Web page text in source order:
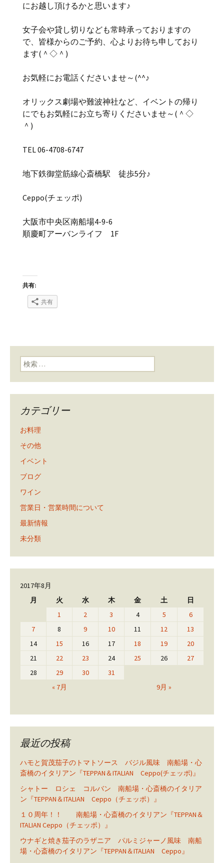
にお越し頂けるかと思います♪
女子会や貸し切りなども常時承っておりますの
で、皆様からのご予約、心よりお待ち申しており
ます(＾◇＾)
お気軽にお電話くださいませ～(^^♪
オリックス劇場や難波神社など、イベントの帰り
にでもお気軽にお立ち寄りくださいませ～(＾◇
＾)
TEL 06-4708-6747
地下鉄御堂筋線心斎橋駅 徒歩5分♪
Ceppo(チェッポ)
大阪市中央区南船場4-9-6
順慶町アーバンライフ 1F
共有:
共有
検索:
カテゴリー
お料理
その他
イベント
ブログ
ワイン
営業日・営業時間について
最新情報
未分類
2017年8月
月
火 水 木 金 土 日
« 7月 9月 »
1 2 3 4 5
6
7
8 9 10 11 12
13
14
15 16 17 18 19
20
21
22 23 24 25 26
27
28
29 30 31
最近の投稿
ハモと賀茂茄子のトマトソース バジル風味 南船場・心
斎橋のイタリアン『TEPPAN＆ITALIAN Ceppo(チェッポ)』
シャトー ロシェ コルバン 南船場・心斎橋のイタリア
ン『TEPPAN＆ITALIAN Ceppo（チェッポ）』
１０周年！！ 南船場・心斎橋のイタリアン『TEPPAN＆
ITALIAN Ceppo（チェッポ）』
ウナギと焼き茄子のラザニア パルミジャーノ風味 南船
場・心斎橋のイタリアン『TEPPAN＆ITALIAN Ceppo』